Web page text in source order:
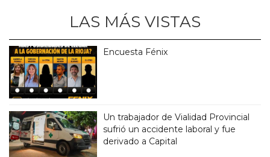
LAS MÁS VISTAS
Encuesta Fénix
Un trabajador de Vialidad Provincial
sufrió un accidente laboral y fue
derivado a Capital